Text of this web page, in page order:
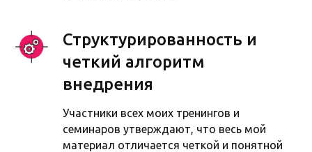
Структурированность и
четкий алгоритм
внедрения
Участники всех моих тренингов и
семинаров утверждают, что весь мой
материал отличается четкой и понятной